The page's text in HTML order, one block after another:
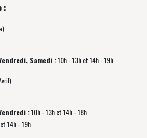
:
Samedi :10h - 13h et 14h - 19h
:10h - 13h et 14h - 18h
14h - 19h